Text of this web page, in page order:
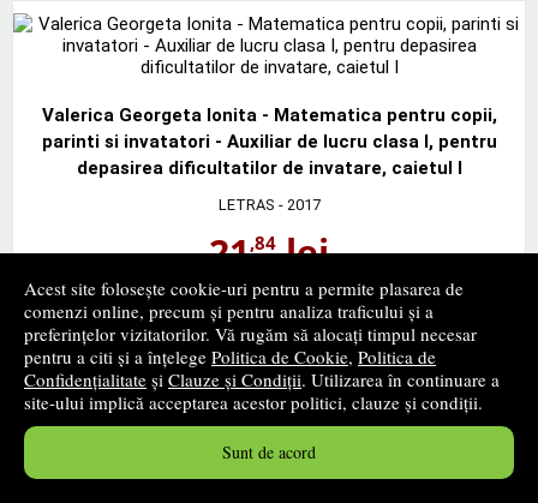
Acest site folosește cookie-uri pentru a permite plasarea de
comenzi online, precum și pentru analiza traficului și a
preferințelor vizitatorilor. Vă rugăm să alocați timpul necesar
pentru a citi și a înțelege Politica de Cookie, Politica de
Confidențialitate și Clauze și Condiții. Utilizarea în continuare a
site-ului implică acceptarea acestor politici, clauze și condiții.
Sunt de acord
Valerica Georgeta Ionita - Matematica pentru copii,
parinti si invatatori - Auxiliar de lucru clasa I, pentru
depasirea dificultatilor de invatare, caietul I
LETRAS - 2017
21,84lei
PRP:25,40 lei
In stoc furnizor
Timp confirmare stoc: 1 - 2 zile lucratoare
cumpără